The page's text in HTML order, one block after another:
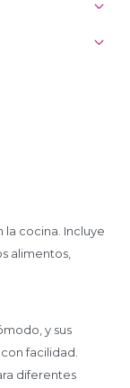
la cocina. Incluye
alimentos,
y sus
facilidad.
diferentes